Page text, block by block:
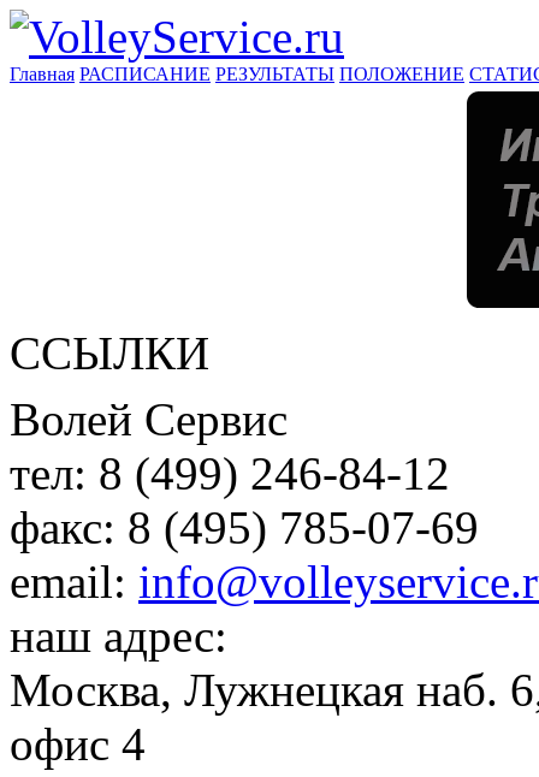
Главная РАСПИСАНИЕ РЕЗУЛЬТАТЫ ПОЛОЖЕНИЕ
ССЫЛКИ
Волей Сервис
тел: 8 (499) 246-84-12
факс: 8 (495) 785-07-69
email:
наш адрес:
Москва, Лужнецкая наб.
офис 4